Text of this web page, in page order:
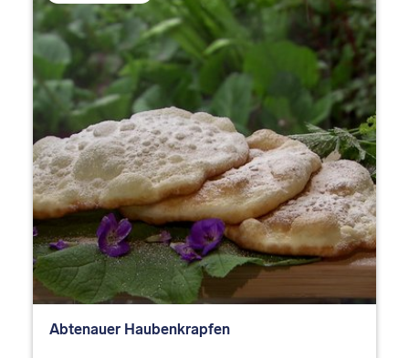
Abtenauer Haubenkrapfen